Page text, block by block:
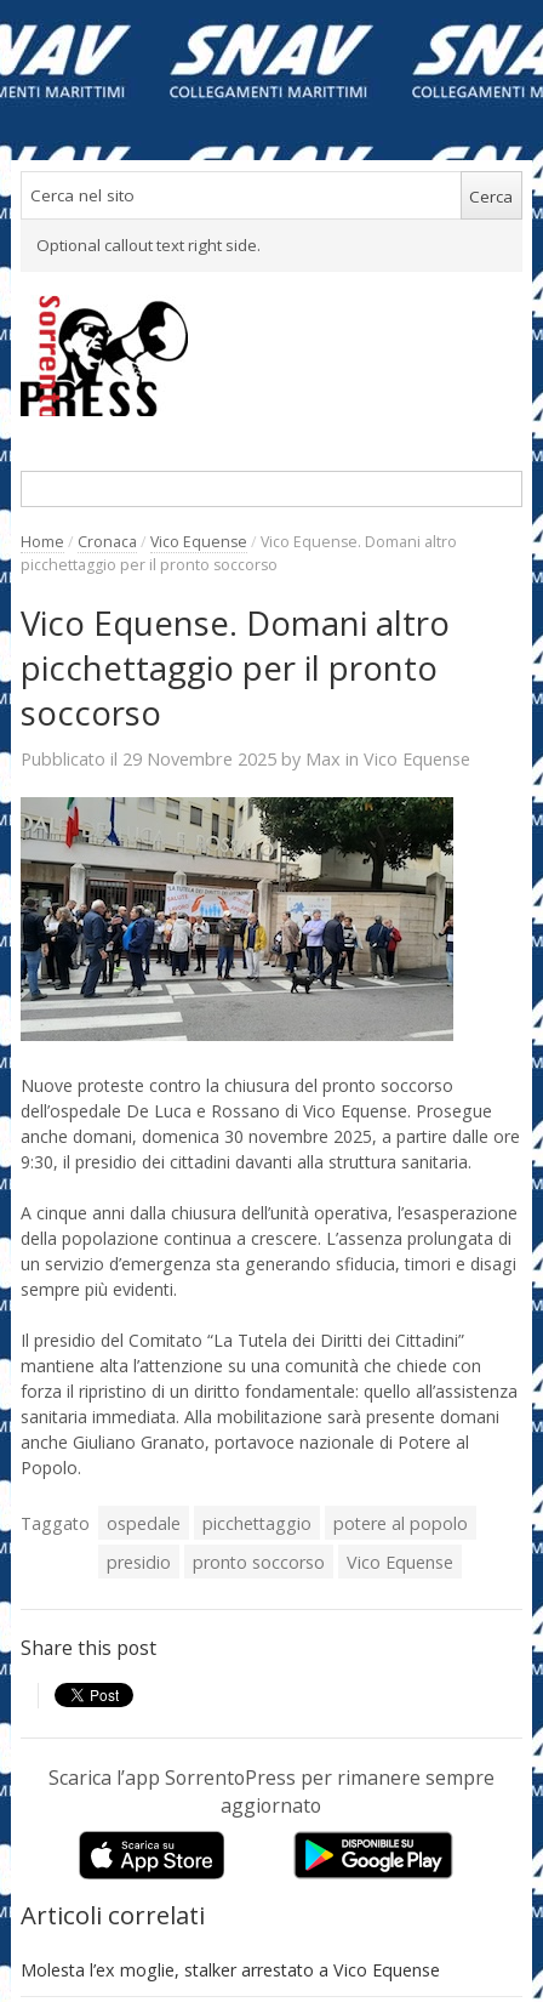
Optional callout text right side.
Home / Cronaca / Vico Equense / Vico Equense. Domani altro
picchettaggio per il pronto soccorso
Vico Equense. Domani altro
picchettaggio per il pronto
soccorso
Pubblicato il 29 Novembre 2025by Max in Vico Equense
Nuove proteste contro la chiusura del pronto soccorso
dell’ospedale De Luca e Rossano di Vico Equense. Prosegue
anche domani, domenica 30 novembre 2025, a partire dalle ore
9:30, il presidio dei cittadini davanti alla struttura sanitaria.
A cinque anni dalla chiusura dell’unità operativa, l’esasperazione
della popolazione continua a crescere. L’assenza prolungata di
un servizio d’emergenza sta generando sfiducia, timori e disagi
sempre più evidenti.
Il presidio del Comitato “La Tutela dei Diritti dei Cittadini”
mantiene alta l’attenzione su una comunità che chiede con
forza il ripristino di un diritto fondamentale: quello all’assistenza
sanitaria immediata. Alla mobilitazione sarà presente domani
anche Giuliano Granato, portavoce nazionale di Potere al
Popolo.
Taggato ospedale picchettaggio
potere al popolo
presidio
pronto soccorso Vico Equense
Share this post
Scarica l’app SorrentoPress per rimanere sempre
aggiornato
Articoli correlati
Molesta l’ex moglie, stalker arrestato a Vico Equense